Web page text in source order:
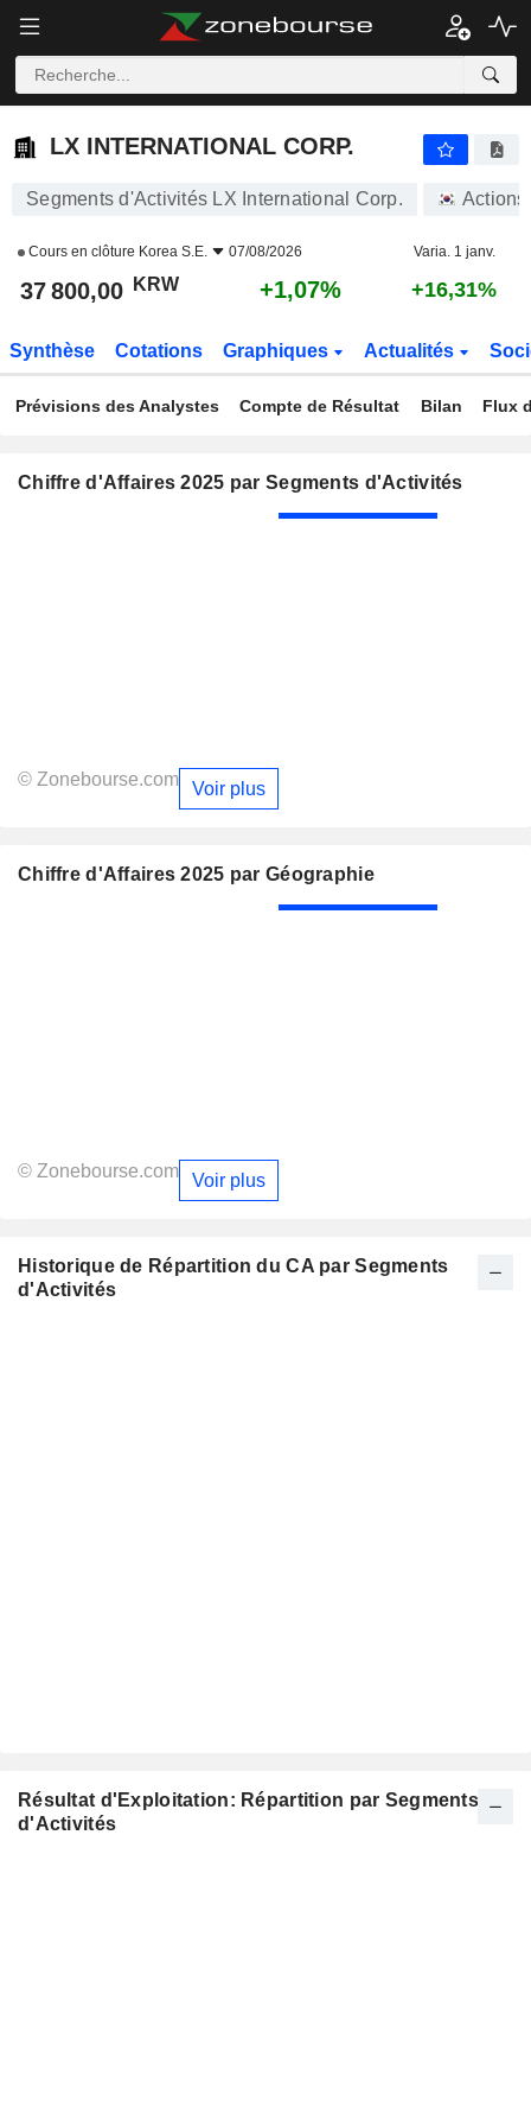
LX INTERNATIONAL CORP.
Segments d'Activités LX International Corp. Actions
Cours en clôture Korea S.E. 07/08/2026 Varia. 1 janv.
37 800,00 KRW +1,07% +16,31%
Synthèse Cotations Graphiques Actualités
Prévisions des Analystes Compte de Résultat Bilan Flux
Chiffre d'Affaires 2025 par Segments d'Activités
© Zonebourse.com Voir plus
Chiffre d'Affaires 2025 par Géographie
© Zonebourse.com Voir plus
Historique de Répartition du CA par Segments
d'Activités
Résultat d'Exploitation: Répartition par Segments
d'Activités